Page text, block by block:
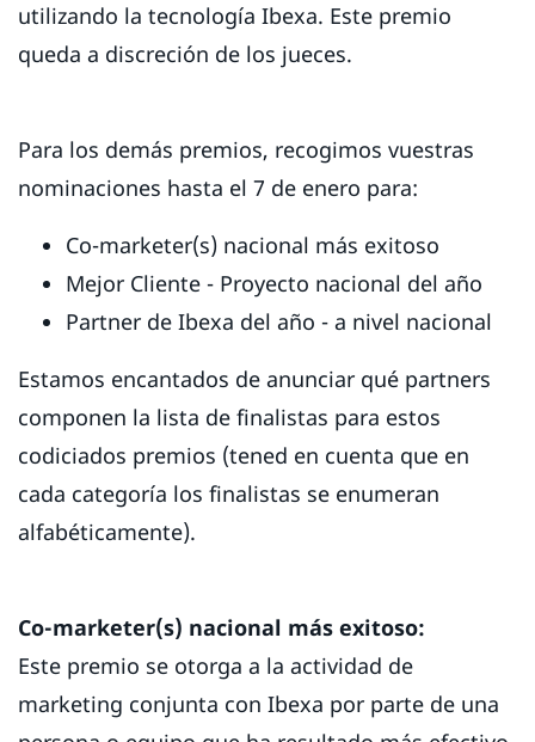
utilizando la tecnología Ibexa. Este premio
queda a discreción de los jueces.
Para los demás premios, recogimos vuestras
nominaciones hasta el 7 de enero para:
Co-marketer(s) nacional más exitoso
Mejor Cliente - Proyecto nacional del año
Partner de Ibexa del año - a nivel nacional
Estamos encantados de anunciar qué partners
componen la lista de finalistas para estos
codiciados premios (tened en cuenta que en
cada categoría los finalistas se enumeran
alfabéticamente).
Co-marketer(s) nacional más exitoso:
Este premio se otorga a la actividad de
marketing conjunta con Ibexa por parte de una